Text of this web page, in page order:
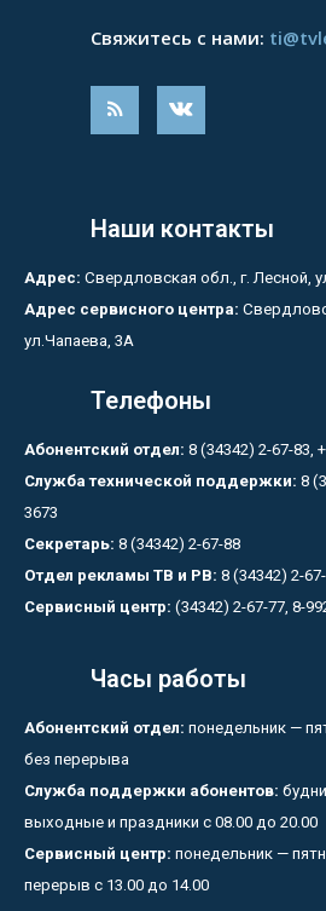
Свяжитесь с нами:
Наши контакты
Адрес: Свердловская обл., г. Лесной,
Адрес сервисного центра:
ул.Чапаева, 3А
Телефоны
Абонентский отдел: 8 (34342) 2-67-83,
Служба технической поддержки: 8
3673
Секретарь: 8 (34342) 2-67-88
Отдел рекламы ТВ и РВ: 8 (34342) 2-
Сервисный центр: (34342) 2-67-77, 8-
Часы работы
Абонентский отдел: понедельник —
без перерыва
Служба поддержки абонентов:
выходные и праздники с 08.00 до 20.00
Сервисный центр: понедельник —
перерыв с 13.00 до 14.00